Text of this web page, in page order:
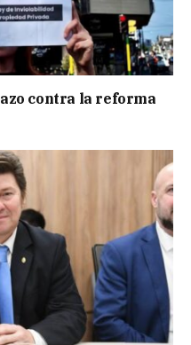
contra la reforma